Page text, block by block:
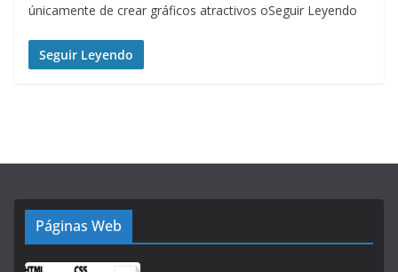
únicamente de crear gráficos atractivos oSeguir Leyendo
Seguir Leyendo
Páginas Web